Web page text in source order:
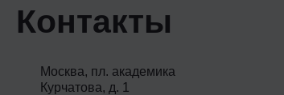
Контакты
Москва, пл. академика
Курчатова, д. 1